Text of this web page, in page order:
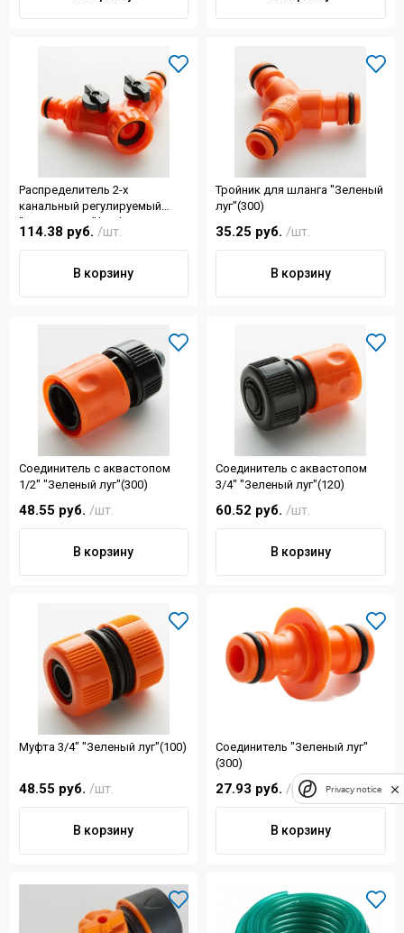
Распределитель 2-х
канальный регулируемый
"Зеленый луг"(250)
114.38 руб. /шт.
В корзину
Тройник для шланга "Зеленый
луг"(300)
35.25 руб. /шт.
В корзину
Соединитель с аквастопом
1/2" "Зеленый луг"(300)
48.55 руб. /шт.
В корзину
Соединитель с аквастопом
3/4" "Зеленый луг"(120)
60.52 руб. /шт.
В корзину
Муфта 3/4" "Зеленый луг"(100)
48.55 руб. /шт.
В корзину
Соединитель "Зеленый луг"
(300)
27.93 руб. /шт.
В корзину
Privacy notice